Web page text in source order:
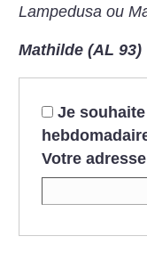
Lampedusa ou
Mathilde (AL 93)
Je
Votre